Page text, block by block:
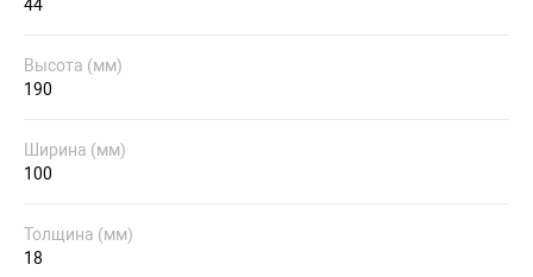
44
Высота (мм)
190
Ширина (мм)
100
Толщина (мм)
18